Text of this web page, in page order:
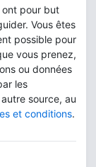
ont pour but
Vous êtes
possible pour
vous prenez,
ou données
les
source, au
et conditions.